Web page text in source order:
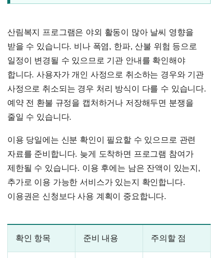
산림복지 프로그램은 야외 활동이 많아 날씨 영향을
받을 수 있습니다. 비나 폭염, 한파, 산불 위험 등으로
일정이 변경될 수 있으므로 기관 안내를 확인해야
합니다. 사용자가 개인 사정으로 취소하는 경우와 기관
사정으로 취소되는 경우 처리 방식이 다를 수 있습니다.
예약 전 환불 규정을 캡처하거나 저장해두면 분쟁을
줄일 수 있습니다.
이용 당일에는 신분 확인이 필요할 수 있으므로 관련
자료를 준비합니다. 늦게 도착하면 프로그램 참여가
제한될 수 있습니다. 이용 후에는 남은 잔액이 있는지,
추가로 이용 가능한 서비스가 있는지 확인합니다.
이용권은 신청보다 사용 계획이 중요합니다.
확인 항목 준비 내용 주의할 점